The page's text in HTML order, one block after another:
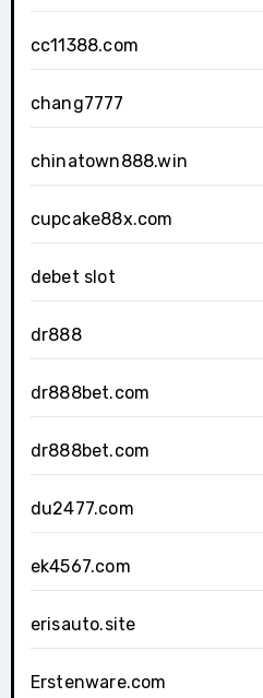
cc11388.com
chang7777
chinatown888.win
cupcake88x.com
debet slot
dr888
dr888bet.com
dr888bet.com
du2477.com
ek4567.com
erisauto.site
Erstenware.com